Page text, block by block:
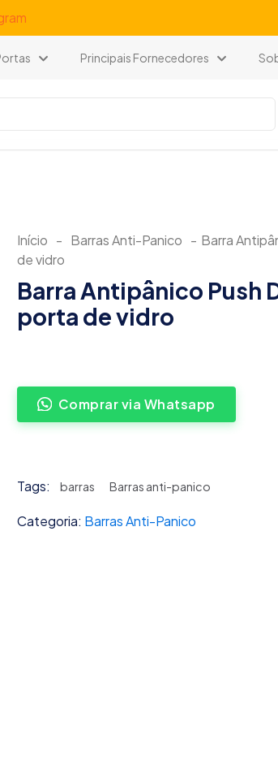
Principais Fornecedores
Início - Barras Anti-Panico - Barra
de vidro
Barra Antipânico Push
porta de vidro
Comprar via Whatsapp
Tags: barras Barras anti-panico
Categoria: Barras Anti-Panico